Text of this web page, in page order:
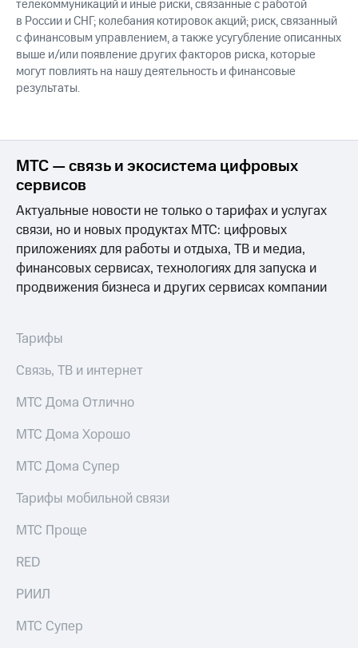
телекоммуникаций и иные риски, связанные с работой
в России и СНГ; колебания котировок акций; риск, связанный
с финансовым управлением, а также усугубление описанных
выше и/или появление других факторов риска, которые
могут повлиять на нашу деятельность и финансовые
результаты.
МТС — связь и экосистема цифровых
сервисов
Актуальные новости не только о тарифах и услугах
связи, но и новых продуктах МТС: цифровых
приложениях для работы и отдыха, ТВ и медиа,
финансовых сервисах, технологиях для запуска и
продвижения бизнеса и других сервисах компании
Тарифы
Связь, ТВ и интернет
МТС Дома Отлично
МТС Дома Хорошо
МТС Дома Супер
Тарифы мобильной связи
МТС Проще
RED
РИИЛ
МТС Супер